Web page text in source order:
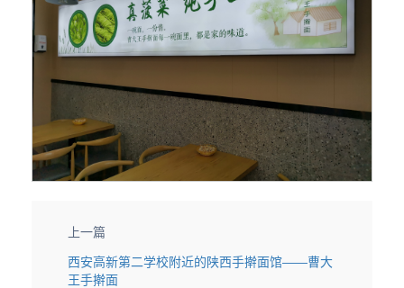
上一篇
西安高新第二学校附近的陕西手擀面馆——曹大
王手擀面